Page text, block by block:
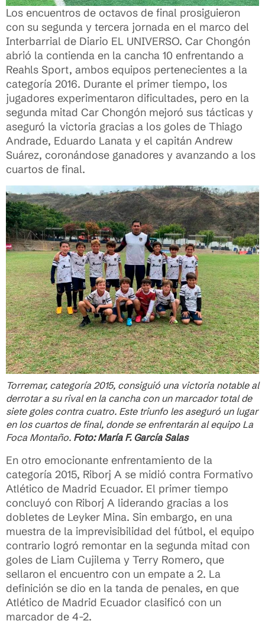
Los encuentros de octavos de final prosiguieron
con su segunda y tercera jornada en el marco del
Interbarrial de Diario EL UNIVERSO. Car Chongón
abrió la contienda en la cancha 10 enfrentando a
Reahls Sport, ambos equipos pertenecientes a la
categoría 2016. Durante el primer tiempo, los
jugadores experimentaron dificultades, pero en la
segunda mitad Car Chongón mejoró sus tácticas y
aseguró la victoria gracias a los goles de Thiago
Andrade, Eduardo Lanata y el capitán Andrew
Suárez, coronándose ganadores y avanzando a los
cuartos de final.
Torremar, categoría 2015, consiguió una victoria notable al
derrotar a su rival en la cancha con un marcador total de
siete goles contra cuatro. Este triunfo les aseguró un lugar
en los cuartos de final, donde se enfrentarán al equipo La
Foca Montaño. Foto: María F. García Salas
En otro emocionante enfrentamiento de la
categoría 2015, Riborj A se midió contra Formativo
Atlético de Madrid Ecuador. El primer tiempo
concluyó con Riborj A liderando gracias a los
dobletes de Leyker Mina. Sin embargo, en una
muestra de la imprevisibilidad del fútbol, el equipo
contrario logró remontar en la segunda mitad con
goles de Liam Cujilema y Terry Romero, que
sellaron el encuentro con un empate a 2. La
definición se dio en la tanda de penales, en que
Atlético de Madrid Ecuador clasificó con un
marcador de 4-2.